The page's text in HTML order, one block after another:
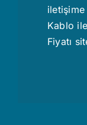
Kablo
Fiyatı